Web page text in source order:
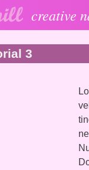
creative
3